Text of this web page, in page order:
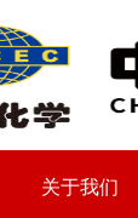
关于我们